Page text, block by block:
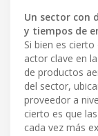
Un sector con
y tiempos de
Si bien es
actor clave en
de productos
del sector,
proveedor a
cierto es que
cada vez más